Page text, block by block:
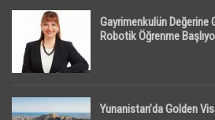
Gayrimenkulün Değerine
Robotik Öğrenme
Yunanistan’da Golden